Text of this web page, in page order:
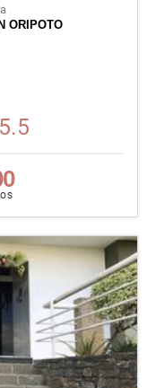
ORIPOTO
5.5